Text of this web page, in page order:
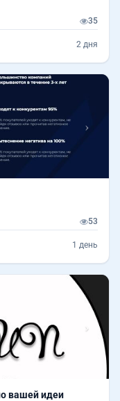
35
2 дня
53
1 день
логотипа по вашей идеи